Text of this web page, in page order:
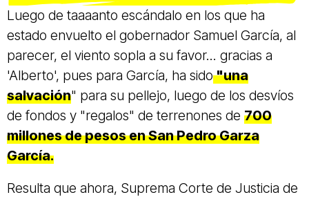
Luego de taaaanto escándalo en los que ha
estado envuelto el gobernador Samuel García, al
parecer, el viento sopla a su favor... gracias a
'Alberto', pues para García, ha sido"una
salvación" para su pellejo, luego de los desvíos
de fondos y "regalos" de terrenones de 700
millones de pesos en San Pedro Garza
García.
Resulta que ahora, Suprema Corte de Justicia de